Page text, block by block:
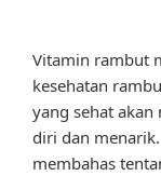
Vitamin rambut
kesehatan
yang sehat
diri dan
membahas